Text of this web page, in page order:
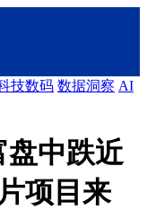
技数码 数据洞察 AI
盘中跌近
项目来